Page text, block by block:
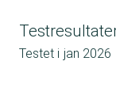
Testet i jan 2026